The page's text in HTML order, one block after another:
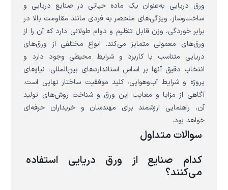
ورق دریایی به‌عنوان یک ماده حیاتی در صنایع دریایی و
ساخت‌وساز، ویژگی‌های منحصر به فردی مانند مقاومت بالا در
برابر خوردگی، وزن قابل تنظیم و دوام طولانی دارد که آن را از
ورق‌های معمولی متمایز می‌کند. انواع مختلفی از ورق‌های
دریایی متناسب با کاربرد و شرایط محیطی وجود دارد و
انتخاب دقیق آنها بر اساس استانداردهای بین‌المللی، نیازهای
پروژه و شرایط آب‌وهوایی، کلید موفقیت ساختار نهایی است.
آگاهی از مزایا و معایب این ورق و شناخت روش‌های تولید
آن، راهنمایی ارزشمند برای مهندسان و خریداران حرفه‌ای
خواهد بود.
سوالات متداول
کدام صنایع از ورق دریایی استفاده
می‌کنند؟